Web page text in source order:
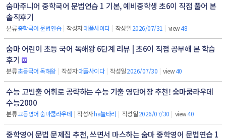
숨마주니어 중학국어 문법연습 1 기본, 예비중학생 초6이 직접 풀어 본
솔직후기
분류중학국어 문법연습 | 작성자애플사이다 | 작성일2026/07/31 | view48
숨마 어린이 초등 국어 독해왕 6단계 리뷰 | 초6이 직접 공부해 본 학습
후기
분류초등국어 독해왕 | 작성자애플사이다 | 작성일2026/07/30 | view40
수능 고빈출 어휘로 공략하는 수능 기출 영단어장 추천! 숨마쿰라우데
수능2000
분류고등영어 숨마쿰라우데 | 작성자ha눌타리 | 작성일2026/07/30 | view40
중학영어 문법 문제집 추천, 쓰면서 마스하는 숨마 중학영어 문법연습 1